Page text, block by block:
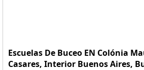
Escuelas De Buceo EN Colónia
Casares, Interior Buenos Aires,